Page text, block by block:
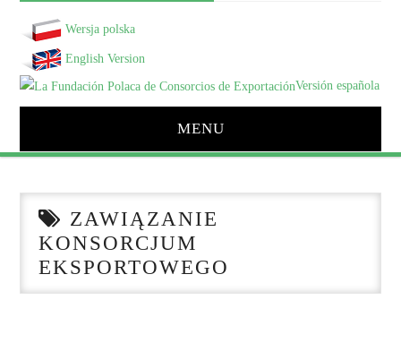
Wersja polska
English Version
Versión española
MENU
KALENDARIUM WYDARZEŃ
O FUNDACJI
ZAWIĄZANIE
KONSORCJUM
EKSPORTOWEGO